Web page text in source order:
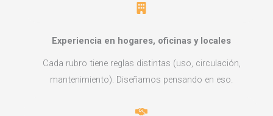
Experiencia en hogares, oficinas y locales
Cada rubro tiene reglas distintas (uso, circulación,
mantenimiento). Diseñamos pensando en eso.